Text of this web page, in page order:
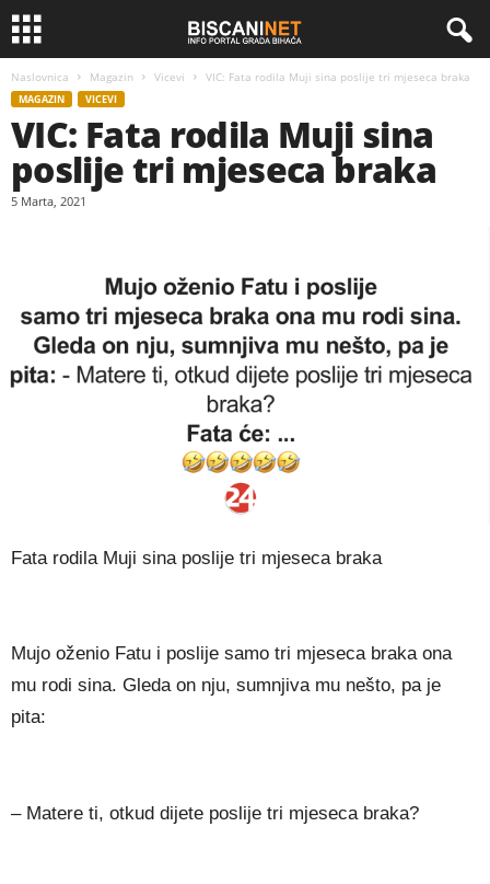
Naslovnica Magazin Vicevi VIC: Fata rodila Muji sina poslije tri mjeseca braka
MAGAZIN VICEVI
VIC: Fata rodila Muji sina
poslije tri mjeseca braka
5 Marta, 2021
Fata rodila Muji sina poslije tri mjeseca braka
Mujo oženio Fatu i poslije samo tri mjeseca braka ona
mu rodi sina. Gleda on nju, sumnjiva mu nešto, pa je
pita:
– Matere ti, otkud dijete poslije tri mjeseca braka?